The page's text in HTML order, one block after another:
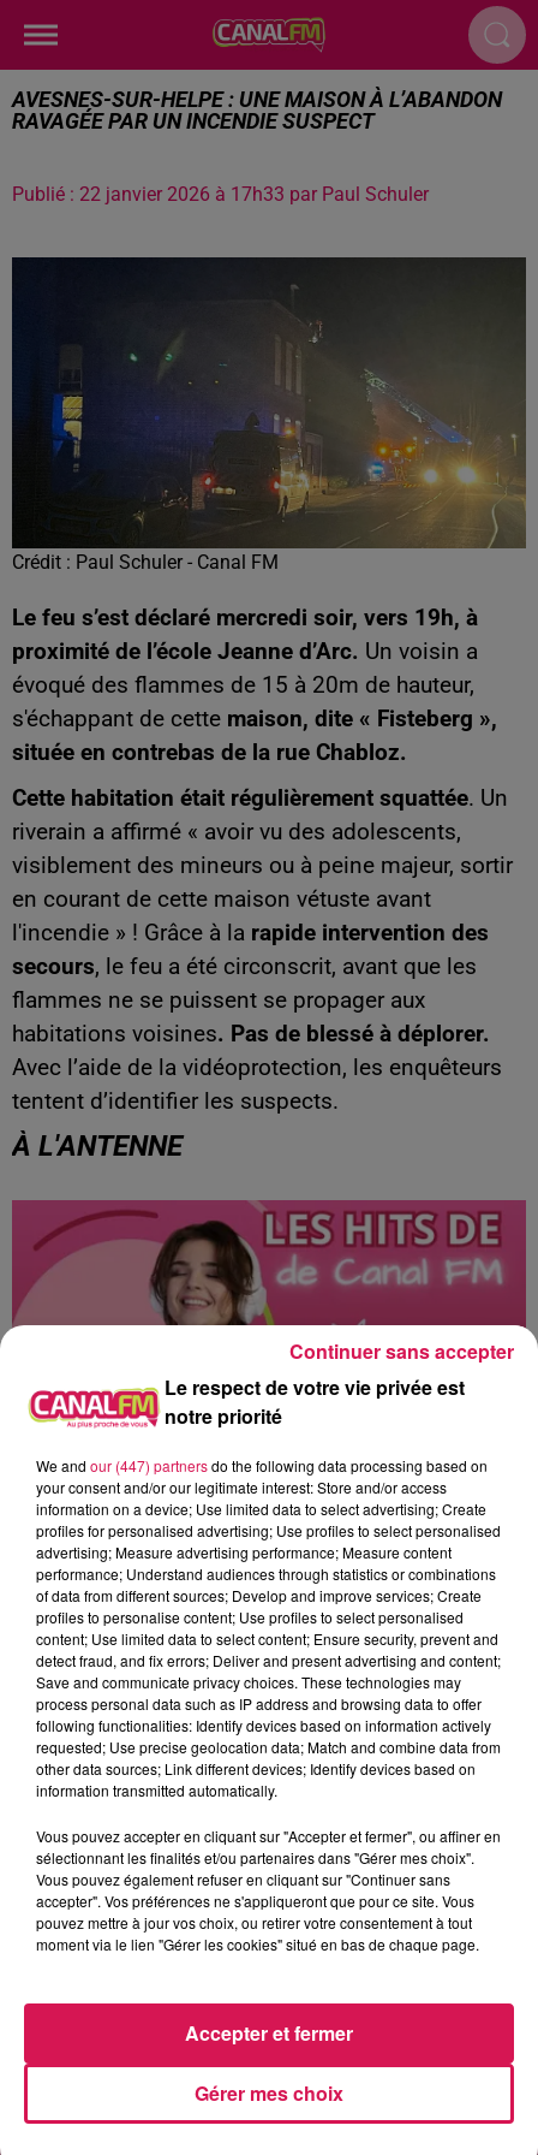
AVESNES-SUR-HELPE : UNE MAISON À L’ABANDON
RAVAGÉE PAR UN INCENDIE SUSPECT
Publié : 22 janvier 2026 à 17h33 par Paul Schuler
Crédit : Paul Schuler - Canal FM
Le feu s’est déclaré mercredi soir, vers 19h, à
proximité de l’école Jeanne d’Arc. Un voisin a
évoqué des flammes de 15 à 20m de hauteur,
s'échappant de cette maison, dite « Fisteberg »,
située en contrebas de la rue Chabloz.
Cette habitation était régulièrement squattée. Un
riverain a affirmé « avoir vu des adolescents,
visiblement des mineurs ou à peine majeur, sortir
en courant de cette maison vétuste avant
l'incendie » ! Grâce à la rapide intervention des
secours, le feu a été circonscrit, avant que les
flammes ne se puissent se propager aux
habitations voisines. Pas de blessé à déplorer.
Avec l’aide de la vidéoprotection, les enquêteurs
tentent d’identifier les suspects.
À L'ANTENNE
0h00 - 8h00
Les hits de Canal FM
6h26
6h26
AVA MAX
Who's Laughing Now
6h24
6h24
BRUNO MARS
On My Soul
6h21
6h21
MIDDLE OF THE NIGHT
Middle Of The Night
CHALEUR ET RISQUE
SAMBRE-AVESNOIS-
Le respect de votre vie privée est
notre priorité
We and our (447) partnersdo the following data processing based on
your consent and/or our legitimate interest: Store and/or access
information on a device; Use limited data to select advertising; Create
profiles for personalised advertising; Use profiles to select personalised
advertising; Measure advertising performance; Measure content
performance; Understand audiences through statistics or combinations
of data from different sources; Develop and improve services; Create
profiles to personalise content; Use profiles to select personalised
content; Use limited data to select content; Ensure security, prevent and
detect fraud, and fix errors; Deliver and present advertising and content;
Save and communicate privacy choices. These technologies may
process personal data such as IP address and browsing data to offer
following functionalities: Identify devices based on information actively
requested; Use precise geolocation data; Match and combine data from
other data sources; Link different devices; Identify devices based on
information transmitted automatically.
Vous pouvez accepter en cliquant sur "Accepter et fermer", ou affiner en
sélectionnant les finalités et/ou partenaires dans "Gérer mes choix".
Vous pouvez également refuser en cliquant sur "Continuer sans
accepter". Vos préférences ne s'appliqueront que pour ce site. Vous
pouvez mettre à jour vos choix, ou retirer votre consentement à tout
moment via le lien "Gérer les cookies" situé en bas de chaque page.
Gérer mes choix
Accepter et fermer
Continuer sans accepter